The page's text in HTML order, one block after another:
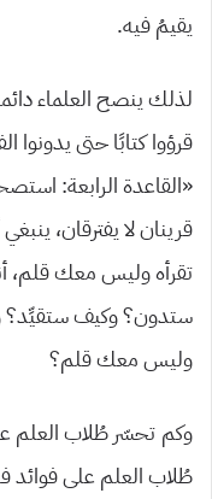
يقيمُ فيه.
لذلك ينصح العلماء
قرؤوا كتابًا حتى يدونوا
«القاعدة الرابعة:
قرينان لا يفترقان،
تقرأه وليس معك قلم،
ستدون؟ وكيف ستقيِّد؟
وليس معك قلم؟
وكم تحسّر طُلاب العلم
طُلاب العلم على فوائد